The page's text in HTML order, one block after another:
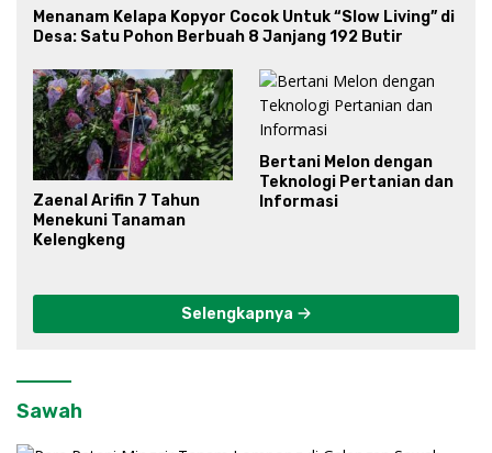
Menanam Kelapa Kopyor Cocok Untuk “Slow Living” di
Desa: Satu Pohon Berbuah 8 Janjang 192 Butir
Zaenal Arifin 7 Tahun
Menekuni Tanaman
Kelengkeng
Bertani Melon dengan
Teknologi Pertanian dan
Informasi
Selengkapnya
Sawah